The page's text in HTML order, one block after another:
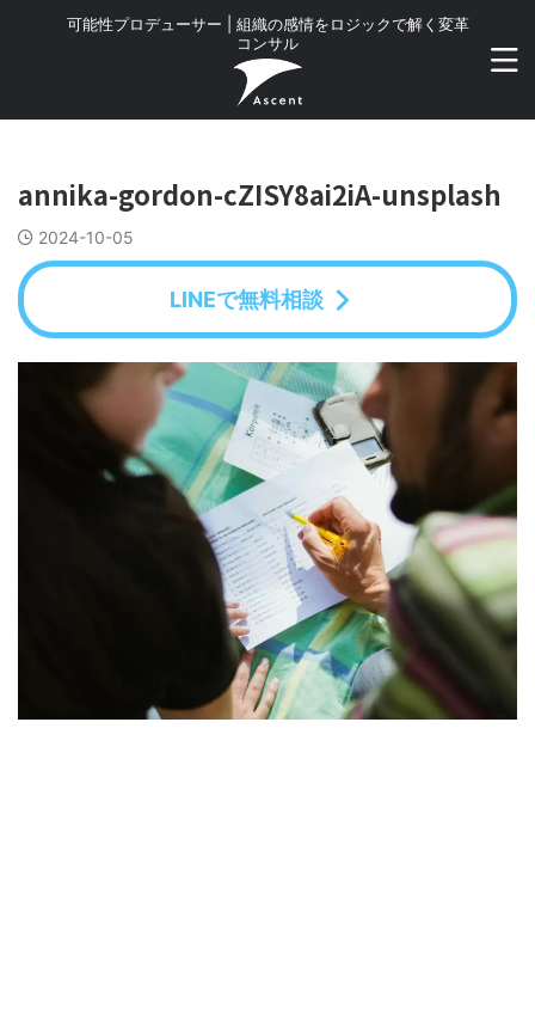
可能性プロデューサー | 組織の感情をロジックで解く変革
コンサル
annika-gordon-cZISY8ai2iA-unsplash
2024-10-05
LINEで無料相談